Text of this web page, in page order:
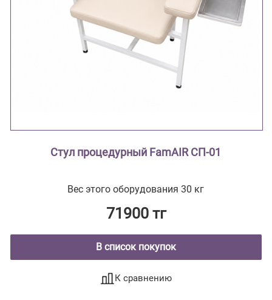
Стул процедурный FamAIR СП-01
Вес этого оборудования 30 кг
71900 тг
В список покупок
К сравнению